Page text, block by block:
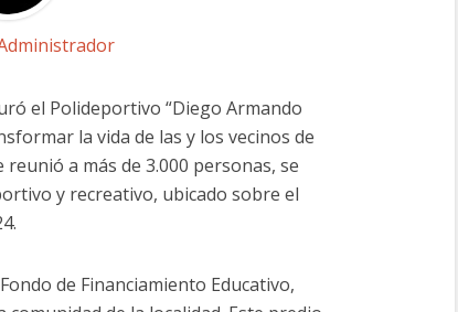
el Polideportivo “Diego Armando
la vida de las y los vecinos de
a más de 3.000 personas, se
y recreativo, ubicado sobre el
de Financiamiento Educativo,